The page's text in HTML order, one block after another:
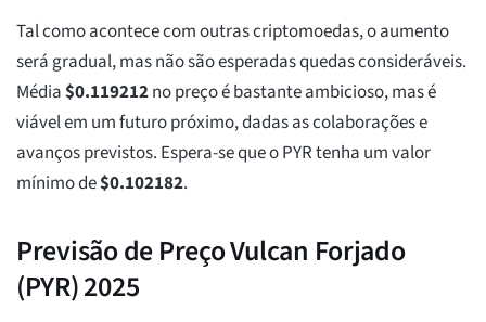
Tal como acontece com outras criptomoedas, o aumento
será gradual, mas não são esperadas quedas consideráveis.
Média$0.119212no preço é bastante ambicioso, mas é
viável em um futuro próximo, dadas as colaborações e
avanços previstos. Espera-se que o PYR tenha um valor
mínimo de$0.102182.
Previsão de Preço Vulcan Forjado
(PYR) 2025